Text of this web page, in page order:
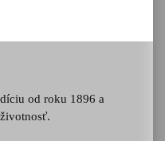
od roku 1896 a